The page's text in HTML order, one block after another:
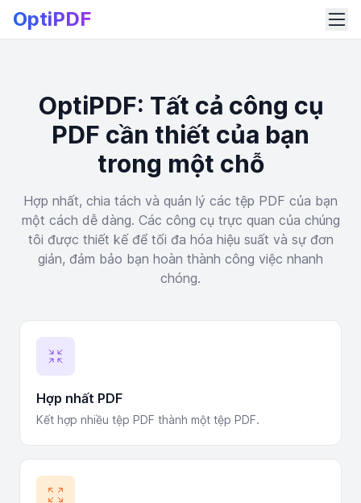
OptiPDF
OptiPDF: Tất cả công cụ
PDF cần thiết của bạn
trong một chỗ
Hợp nhất, chia tách và quản lý các tệp PDF của bạn
một cách dễ dàng. Các công cụ trực quan của chúng
tôi được thiết kế để tối đa hóa hiệu suất và sự đơn
giản, đảm bảo bạn hoàn thành công việc nhanh
chóng.
Hợp nhất PDF
Kết hợp nhiều tệp PDF thành một tệp PDF.